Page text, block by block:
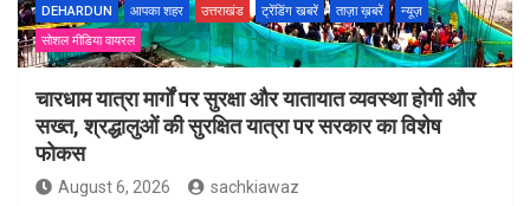
DEHARDUN आपका शहर उत्तराखंड ट्रेंडिंग खबरें ताज़ा ख़बरें
न्यूज़
सोशल मीडिया वायरल
चारधाम यात्रा मार्गों पर सुरक्षा और यातायात व्यवस्था होगी और
सख्त, श्रद्धालुओं की सुरक्षित यात्रा पर सरकार का विशेष
फोकस
August 6, 2026 sachkiawaz